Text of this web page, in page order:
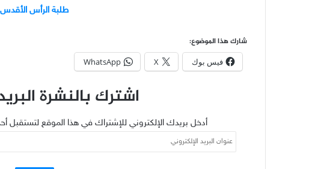
طلبة الرأس الأقدس
شارك هذا الموضوع:
فيس بوك X
WhatsApp
اشترك بالنشرة
أدخل بريدك الإلكتروني للإشتراك في هذا الموقع لتستقبل
عنوان
البريد